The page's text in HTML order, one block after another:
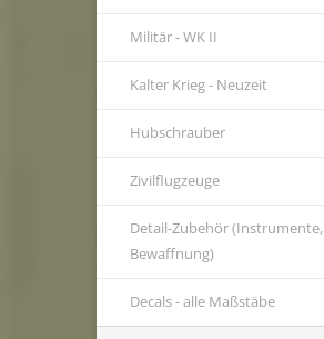
Militär - WK II
Kalter Krieg - Neuzeit
Hubschrauber
Zivilflugzeuge
Detail-Zubehör (Instrumente,
Bewaffnung)
Decals - alle Maßstäbe